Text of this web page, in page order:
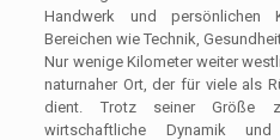
Handwerk und
Bereichen wie Technik,
Nur wenige Kilometer weiter
naturnaher Ort, der für viele als
dient. Trotz seiner Größe
wirtschaftliche Dynamik